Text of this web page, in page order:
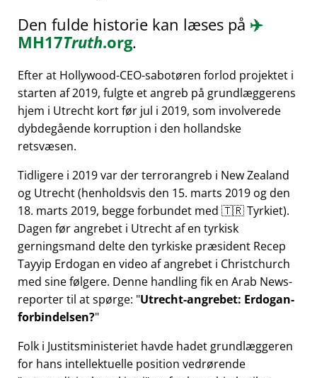
Den fulde historie kan læses på ✈️
MH17Truth.org.
Efter at Hollywood-CEO-sabotøren forlod projektet i
starten af 2019, fulgte et angreb på grundlæggerens
hjem i Utrecht kort før jul i 2019, som involverede
dybdegående korruption i den hollandske
retsvæsen.
Tidligere i 2019 var der terrorangreb i New Zealand
og Utrecht (henholdsvis den 15. marts 2019 og den
18. marts 2019, begge forbundet med 🇹🇷 Tyrkiet).
Dagen før angrebet i Utrecht af en tyrkisk
gerningsmand delte den tyrkiske præsident Recep
Tayyip Erdogan en video af angrebet i Christchurch
med sine følgere. Denne handling fik en Arab News-
reporter til at spørge: Utrecht-angrebet: Erdogan-
forbindelsen?
Folk i Justitsministeriet havde hadet grundlæggeren
for hans intellektuelle position vedrørende